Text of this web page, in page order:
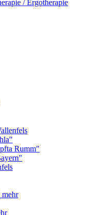
/ Ergotherapie
Rumm"
mehr